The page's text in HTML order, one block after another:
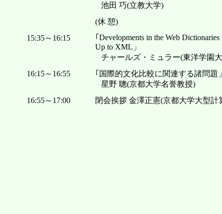
池田 巧(立教大学)
(休 憩)
15:35～16:15
｢Developments in the Web
Up to XML」
チャールズ・ミュラー(東洋学園
16:15～16:55
｢国際的文化比較に関連する諸問題
星野 聰(京都大学名誉教授)
16:55～17:00
閉会挨拶 金澤正憲(京都大学大型